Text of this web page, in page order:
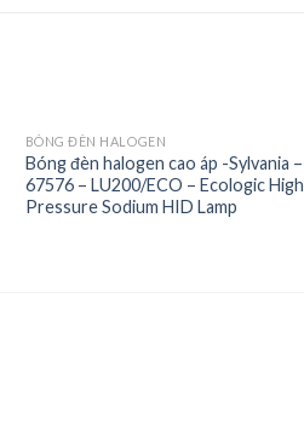
Add to
BÓNG ĐÈN HALOGEN
Bóng đèn halogen cao áp -Sylvania –
67576 – LU200/ECO – Ecologic High
Pressure Sodium HID Lamp